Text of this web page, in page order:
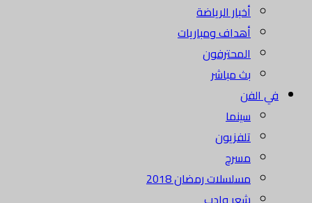
أخبار الرياضة
أهداف ومباريات
المحترفون
بث مباشر
في الفن
سينما
تلفزيون
مسرح
مسلسلات رمضان 2018